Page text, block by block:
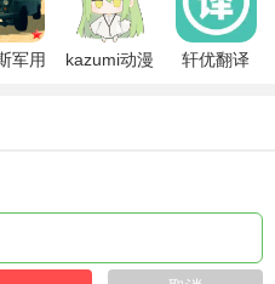
特的魅力吸引了大量玩家，
还是故事剧情，都展现出了
欢休闲益智游戏的玩家来
军用
kazumi动漫
轩优翻译